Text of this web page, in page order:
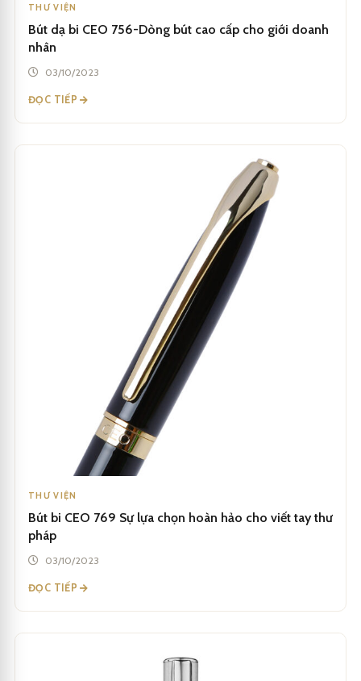
THƯ VIỆN
Bút dạ bi CEO 756-Dòng bút cao cấp cho giới doanh
nhân
03/10/2023
ĐỌC TIẾP
THƯ VIỆN
Bút bi CEO 769 Sự lựa chọn hoàn hảo cho viết tay thư
pháp
03/10/2023
ĐỌC TIẾP